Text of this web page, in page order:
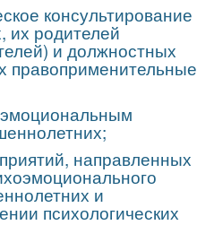
консультирование
их родителей
и должностных
правоприменительные
направленных
и
психологических